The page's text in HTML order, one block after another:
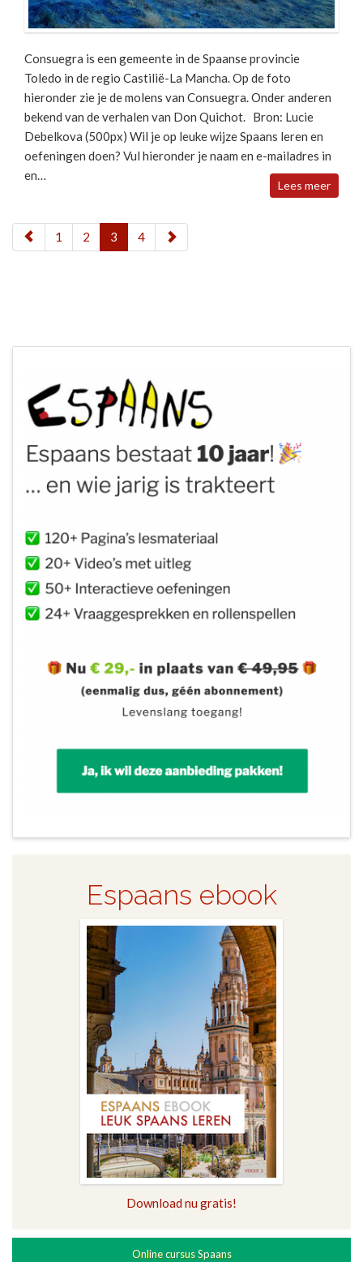
Consuegra is een gemeente in de Spaanse provincie
Toledo in de regio Castilië-La Mancha. Op de foto
hieronder zie je de molens van Consuegra. Onder anderen
bekend van de verhalen van Don Quichot. Bron: Lucie
Debelkova (500px) Wil je op leuke wijze Spaans leren en
oefeningen doen? Vul hieronder je naam en e-mailadres in
en…
Lees meer
1 2 3 4
Espaans ebook
Download nu gratis!
Online cursus Spaans